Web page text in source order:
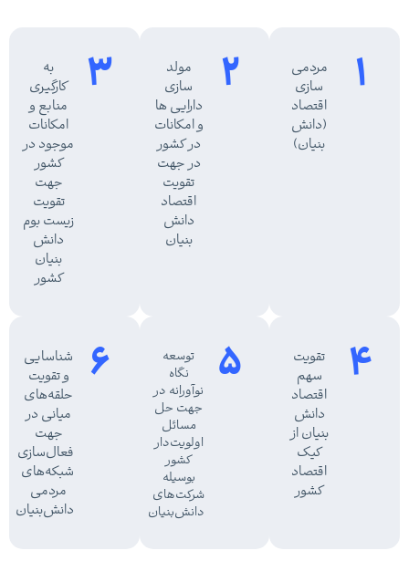
مردمی
سازی
اقتصاد
(دانش
بنیان)
سازی
دارایی ها
و امکانات
در کشور
در جهت
تقویت
اقتصاد
دانش
بنیان
کارگیری
منابع و
امکانات
موجود در
کشور
جهت
تقویت
زیست بوم
دانش
بنیان
کشور
تقویت
اقتصاد
دانش
بنیان از
اقتصاد
کشور
توسعه
نوآورانه در
جهت حل
مسائل
اولویت‌دار
کشور
بوسیله
شرکت‌های
دانش‌بنیان
شناسایی
و تقویت
حلقه‌های
میانی در
جهت
فعال‌سازی
شبکه‌های
مردمی
دانش‌بنیان